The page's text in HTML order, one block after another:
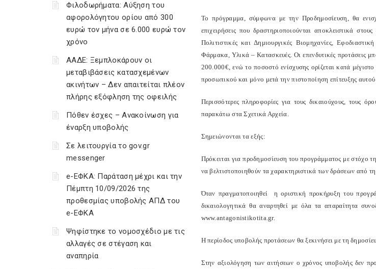
Φιλοδωρήματα: Αύξηση του
αφορολόγητου ορίου από 300
ευρώ τον μήνα σε 6.000 ευρώ τον
χρόνο
ΑΑΔΕ: Ξεμπλοκάρουν οι
μεταβιβάσεις κατασχεμένων
ακινήτων – Δεν απαιτείται πλέον
πλήρης εξόφληση της οφειλής
Πόθεν έσχες – Ανακοίνωση για
έναρξη υποβολής
Σε λειτουργία το gov.gr
messenger
e-ΕΦΚΑ: Παράταση μέχρι και την
Πέμπτη 10/09/2026 της
προθεσμίας υποβολής ΑΠΔ του
e-ΕΦΚΑ
Ψηφίστηκε το νομοσχέδιο με τις
αλλαγές σε στέγαση και
αναπηρία
Το πρόγραμμα, σύμφωνα με την Προδημοσίευση, θα
επιχειρήσεις που δραστηριοποιούνται αποκλειστικά
Πολιτιστικές και Δημιουργικές Βιομηχανίες,
Φάρμακα, Υλικά – Κατασκευές. Οι επενδυτικές προτάσεις
200.000€, ενώ το ποσοστό ενίσχυσης ορίζεται κατά
προσωπικού και μόνο μετά την πιστοποίηση επίτευξης
Περισσότερες πληροφορίες για τους δικαιούχους, τους
παρακάτω στα Σχετικά Αρχεία.
Σημειώνονται τα εξής:
Πρόκειται για προδημοσίευση του προγράμματος με στόχο
να βελτιστοποιηθούν τα χαρακτηριστικά των δράσεων από
Όταν πραγματοποιηθεί η οριστική προκήρυξη του
δικαιολογητικά θα αναρτηθεί με όλα τα απαραίτητα
www.antagonistikotita.gr.
Η περίοδος υποβολής προτάσεων θα ξεκινήσει με τη
Στην αξιολόγηση των αιτήσεων ο χρόνος υποβολής δεν